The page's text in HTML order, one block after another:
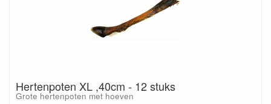
Hertenpoten XL ,40cm - 12 stuks
Grote hertenpoten met hoeven